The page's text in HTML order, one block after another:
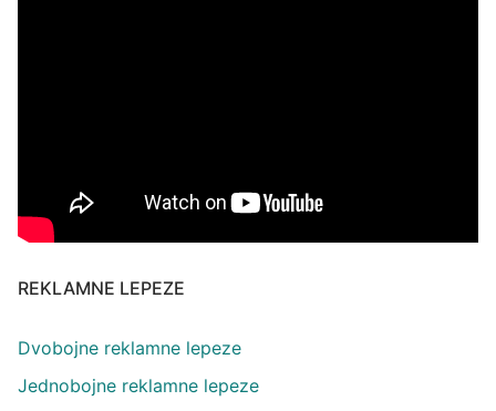
REKLAMNE LEPEZE
Dvobojne reklamne lepeze
Jednobojne reklamne lepeze